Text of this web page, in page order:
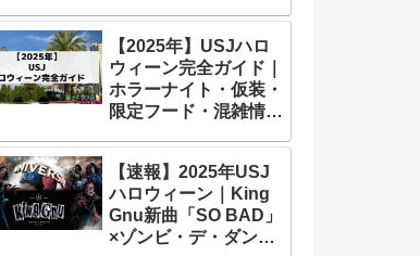
【2025年】USJハロ
ウィーン完全ガイド｜
ホラーナイト・仮装・
限定フード・混雑情報
【速報】2025年USJ
ハロウィーン｜King
Gnu新曲「SO BAD」
×ゾンビ・デ・ダンス